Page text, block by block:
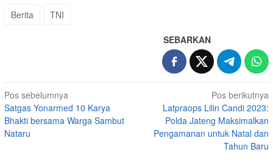
Berita TNI
SEBARKAN
Navigasi
pos
Pos sebelumnya
Satgas Yonarmed 10 Karya
Bhakti bersama Warga Sambut
Nataru
Pos berikutnya
Latpraops Lilin Candi 2023:
Polda Jateng Maksimalkan
Pengamanan untuk Natal dan
Tahun Baru